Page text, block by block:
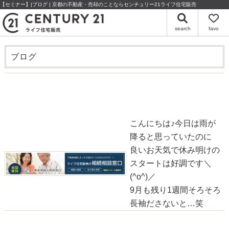
【セミナー】|ブログ | 京都の不動産・売却のことならセンチュリー21ライフ住宅販売
search favo
ブログ
こんにちは♪今日は雨が
降ると思っていたのに
良いお天気で休み明けの
スタートは好調です＼
(^o^)／
9月も残り1週間そろそろ
長袖ださないと…笑